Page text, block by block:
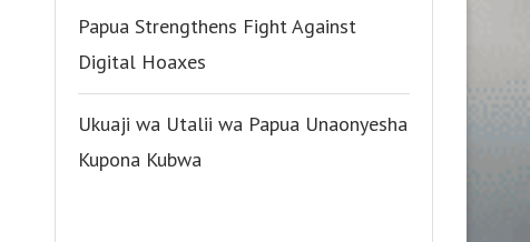
Papua Strengthens Fight Against
Digital Hoaxes
Ukuaji wa Utalii wa Papua Unaonyesha
Kupona Kubwa